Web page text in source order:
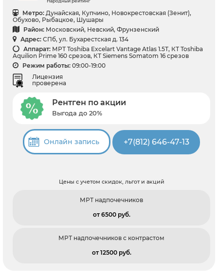
Метро: Дунайская, Купчино, Новокрестовская (Зенит),
Обухово, Рыбацкое, Шушары
Район: Московский, Невский, Фрунзенский
Адрес: СПб, ул. Бухарестская д. 134
Аппарат: МРТ Toshiba Excelart Vantage Atlas 1.5Т, КТ Toshiba
Aquilion Prime 160 срезов, КТ Siemens Somatom 16 срезов
Режим работы: 09:00-19:00
Лицензия
проверена
Рентген по акции
Выгода до 20%
Онлайн запись +7(812) 646-47-13
Цены с учетом скидок, льгот и акций
МРТ надпочечников
от 6500 pуб.
МРТ надпочечников с контрастом
от 12500 pуб.